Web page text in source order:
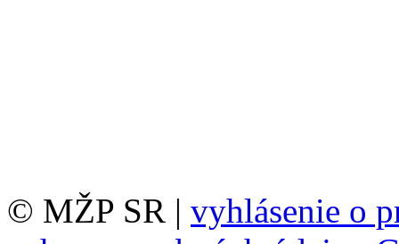
© MŽP SR | vyhlásenie o